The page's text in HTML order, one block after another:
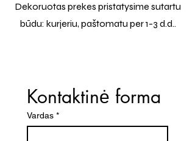
Dekoruotas prekes pristatysime sutartu
būdu: kurjeriu, paštomatu per 1-3 d.d..
Kontaktinė forma
Vardas *